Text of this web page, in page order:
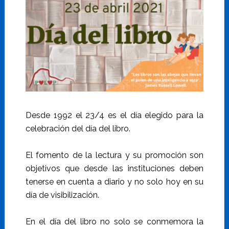
Desde 1992 el 23/4 es el día elegido para la
celebración del día del libro.
El fomento de la lectura y su promoción son
objetivos que desde las instituciones deben
tenerse en cuenta a diario y no solo hoy en su
día de visibilización.
En el día del libro no solo se conmemora la